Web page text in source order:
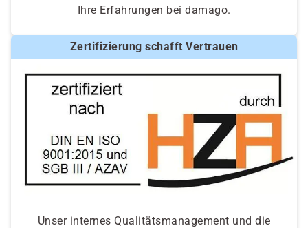
Ihre Erfahrungen bei damago.
Zertifizierung schafft Vertrauen
Unser internes Qualitätsmanagement und die